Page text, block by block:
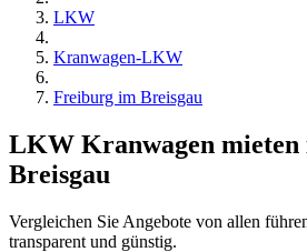
LKW
Kranwagen-LKW
Freiburg im Breisgau
LKW Kranwagen
Breisgau
Vergleichen Sie Angebote von allen
transparent und günstig.